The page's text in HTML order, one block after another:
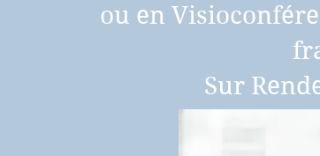
ou en
Sur